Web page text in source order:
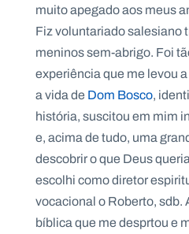
muito apegado aos meus
Fiz voluntariado salesiano
meninos sem-abrigo. Foi
experiência que me levou
a vida de Dom Bosco,
história, suscitou em mim
e, acima de tudo, uma
descobrir o que Deus
escolhi como diretor
vocacional o Roberto, sdb.
bíblica que me desprtou e
t
o
s
N
e
w
l
tt
e
r